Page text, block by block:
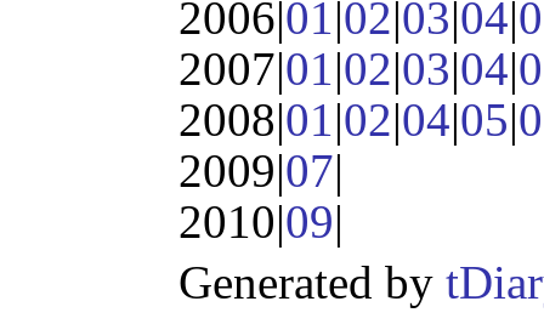
2006|01|02|03|04|
2007|01|02|03|04|
2008|01|02|04|05|
2009|07|
2010|09|
Generated by